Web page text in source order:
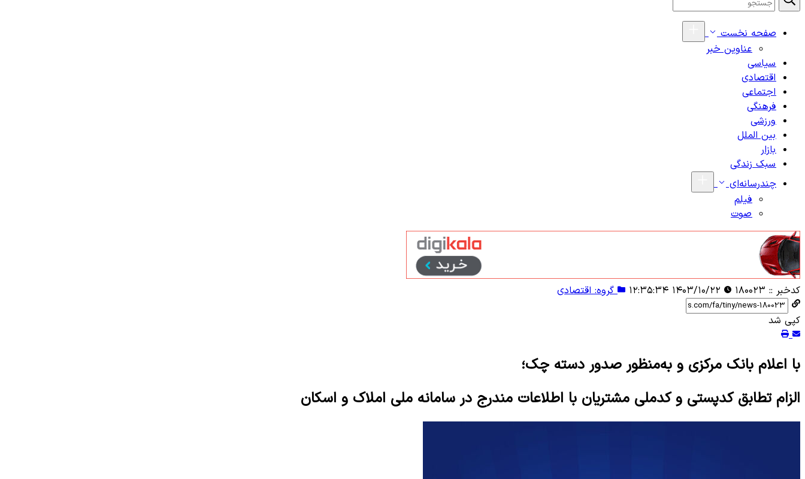
صفحه نخست
عناوین خبر
سیاسی
اقتصادی
اجتماعی
فرهنگی
ورزشی
بین الملل
بازار
سبک زندگی
چندرسانه‌ای
فیلم
صوت
کدخبر :: ۱۸۰۰۲۳ گروه: اقتصادی
کپی شد
با اعلام بانک مرکزی و به‌منظور صدور دسته چک؛
الزام تطابق کدپستی و کدملی مشتریان با اطلاعات مندرج در سامانه ملی املاک و اسکان